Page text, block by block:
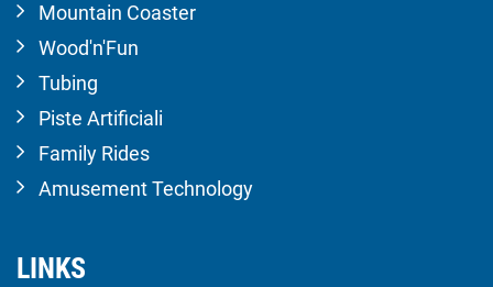
Mountain Coaster
Wood'n'Fun
Tubing
Piste Artificiali
Family Rides
Amusement Technology
LINKS